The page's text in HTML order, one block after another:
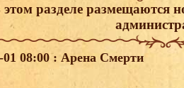
разделе размещаются
01 08:00 : Арена Смерти